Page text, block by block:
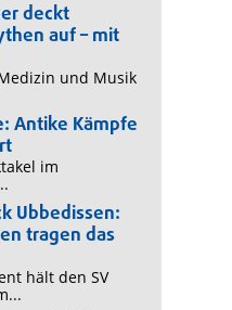
deckt
auf – mit
und Musik
Antike Kämpfe
im
Ubbedissen:
tragen das
hält den SV